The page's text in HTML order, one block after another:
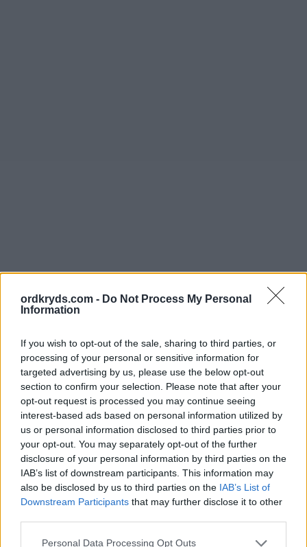
ordkryds.com - Do Not Process My Personal
Information
If you wish to opt-out of the sale, sharing to third parties, or
processing of your personal or sensitive information for
targeted advertising by us, please use the below opt-out
section to confirm your selection. Please note that after your
opt-out request is processed you may continue seeing
interest-based ads based on personal information utilized by
us or personal information disclosed to third parties prior to
your opt-out. You may separately opt-out of the further
disclosure of your personal information by third parties on the
IAB’s list of downstream participants. This information may
also be disclosed by us to third parties on the IAB’s List of
Downstream Participants that may further disclose it to other
Personal Data Processing Opt Outs